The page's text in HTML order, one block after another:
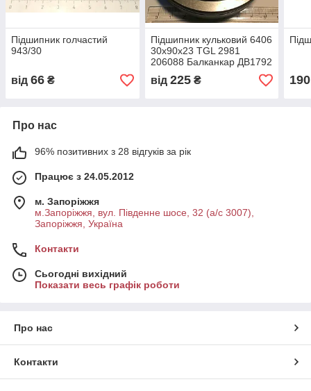
Підшипник голчастий
943/30
від 66 ₴
Підшипник кульковий 6406
30х90х23 TGL 2981
206088 Балканкар ДВ1792
від 225₴ 190
Про нас
96% позитивних з 28 відгуків за рік
Працює з 24.05.2012
м. Запоріжжя
м.Запоріжжя, вул. Південне шосе, 32 (а/с 3007),
Запоріжжя, Україна
Контакти
Сьогодні вихідний
Показати весь графік роботи
Про нас
Контакти